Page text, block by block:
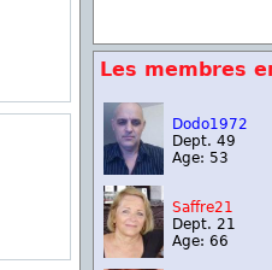
Les membres
Dodo1972
Dept. 49
Age: 53
Saffre21
Dept. 21
Age: 66